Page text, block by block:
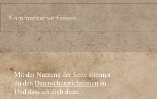
Das Finale einer Saga
Kommentar verfassen...
Mit der Nutzung der Seite stimmst
du denDatenschutzrichtlinien zu.
Und dass ich dich duze.